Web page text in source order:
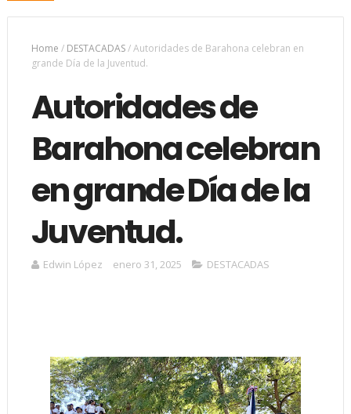
Home / DESTACADAS/Autoridades de Barahona celebran en
grande Día de la Juventud.
Autoridades de
Barahona celebran
en grande Día de la
Juventud.
Edwin López enero 31, 2025 DESTACADAS